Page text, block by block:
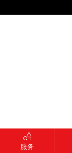
服务